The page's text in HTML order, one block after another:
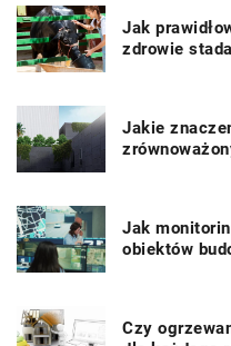
Jak
zdrowie
Jakie
Jak
obiektów
Czy